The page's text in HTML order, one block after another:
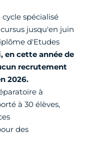
cycle spécialisé
jusqu'en juin
d'Etudes
en cette année de
recrutement
2026.
à
à 30 élèves,
des